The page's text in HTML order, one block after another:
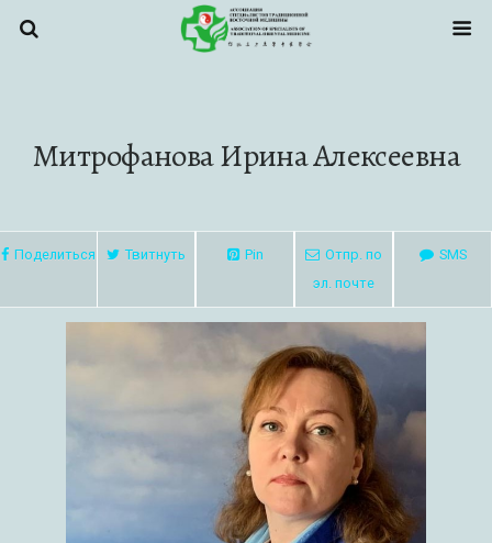
Митрофанова Ирина Алексеевна
Поделиться Твитнуть Pin
Отпр. по
эл. почте
SMS